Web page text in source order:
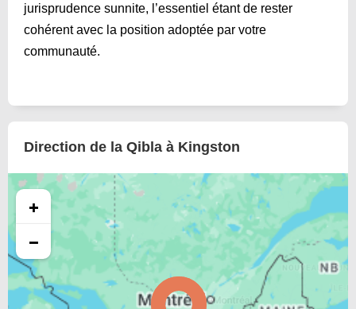
jurisprudence sunnite, l’essentiel étant de rester
cohérent avec la position adoptée par votre
communauté.
Direction de la Qibla à Kingston
+
−